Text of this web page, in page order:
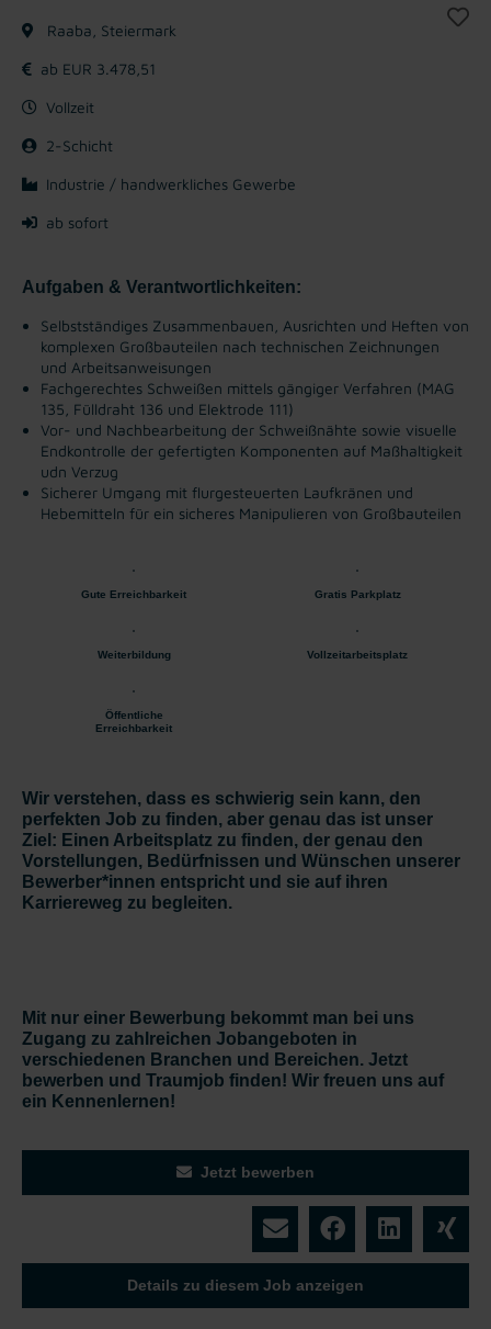
Raaba, Steiermark
ab EUR 3.478,51
Vollzeit
2-Schicht
Industrie / handwerkliches Gewerbe
ab sofort
Aufgaben & Verantwortlichkeiten:
Selbstständiges Zusammenbauen, Ausrichten und Heften von
komplexen Großbauteilen nach technischen Zeichnungen
und Arbeitsanweisungen
Fachgerechtes Schweißen mittels gängiger Verfahren (MAG
135, Fülldraht 136 und Elektrode 111)
Vor- und Nachbearbeitung der Schweißnähte sowie visuelle
Endkontrolle der gefertigten Komponenten auf Maßhaltigkeit
udn Verzug
Sicherer Umgang mit flurgesteuerten Laufkränen und
Hebemitteln für ein sicheres Manipulieren von Großbauteilen
Gute Erreichbarkeit Gratis Parkplatz
Weiterbildung Vollzeitarbeitsplatz
Öffentliche
Erreichbarkeit
Wir verstehen, dass es schwierig sein kann, den
perfekten Job zu finden, aber genau das ist unser
Ziel: Einen Arbeitsplatz zu finden, der genau den
Vorstellungen, Bedürfnissen und Wünschen unserer
Bewerber*innen entspricht und sie auf ihren
Karriereweg zu begleiten.
Mit nur einer Bewerbung bekommt man bei uns
Zugang zu zahlreichen Jobangeboten in
verschiedenen Branchen und Bereichen. Jetzt
bewerben und Traumjob finden! Wir freuen uns auf
ein Kennenlernen!
Jetzt bewerben
Details zu diesem Job anzeigen